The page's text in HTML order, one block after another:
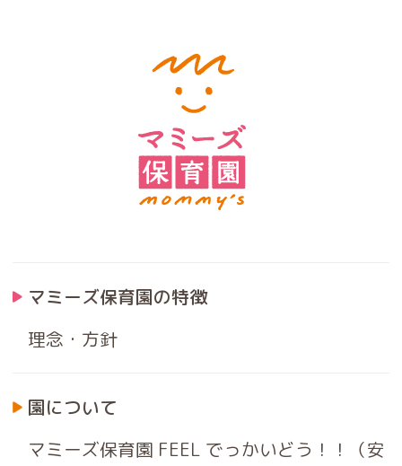
マミーズ保育園の特徴
理念・方針
園について
マミーズ保育園 FEEL でっかいどう！！（安